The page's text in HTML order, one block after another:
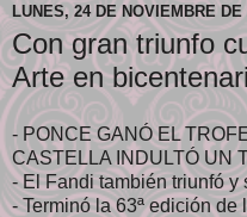
LUNES, 24 DE NOVIEMBRE DE
Con gran triunfo
Arte en
- PONCE GANÓ EL
CASTELLA INDULTÓ UN
- El Fandi también triunfó
- Terminó la 63ª edición